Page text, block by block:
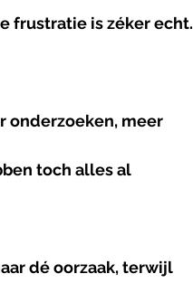
frustratie is zéker echt.
onderzoeken, meer
toch alles al
dé oorzaak, terwijl